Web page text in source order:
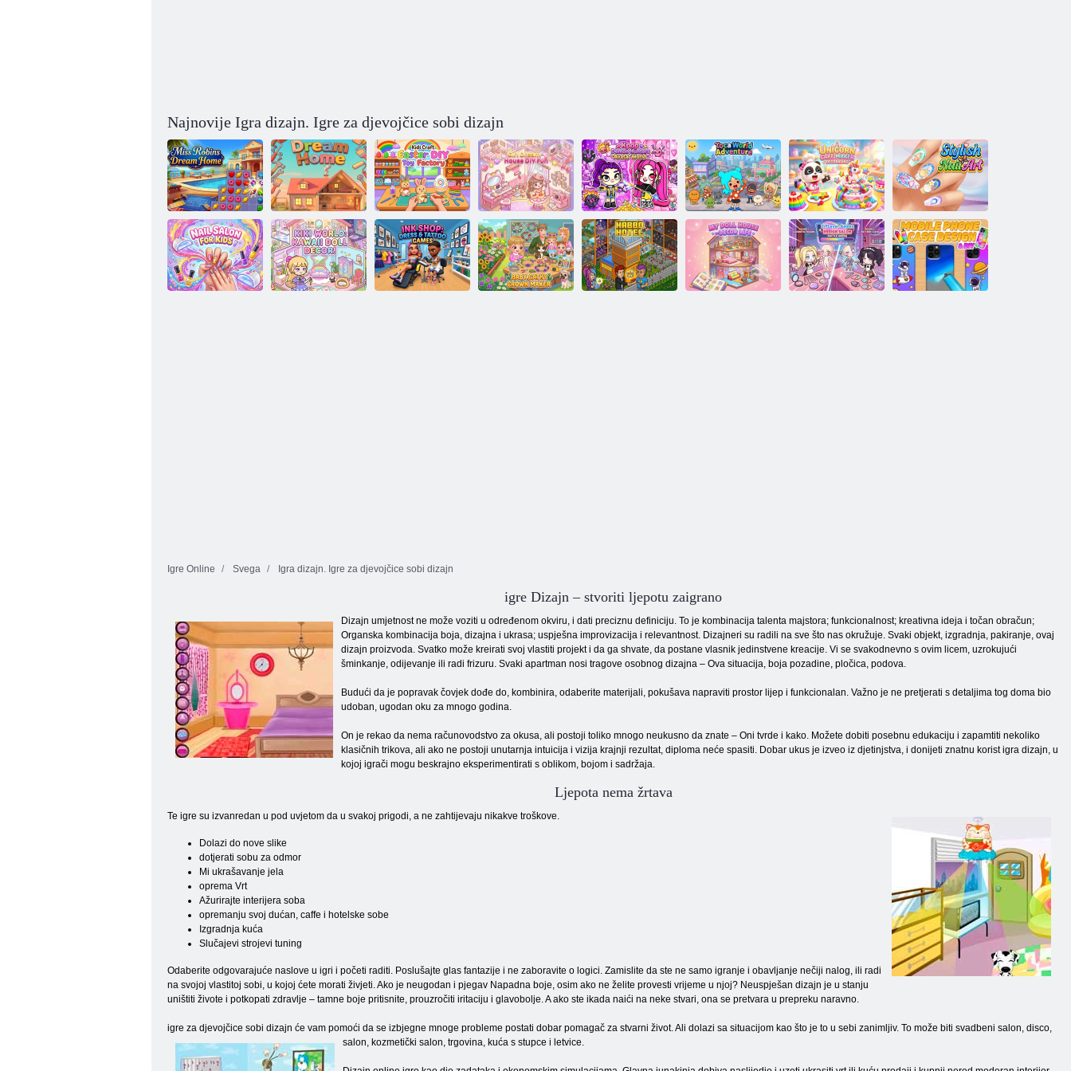
Najnovije Igra dizajn. Igre za djevojčice sobi dizajn
Kuća iz snova
gospođice
Robins
Kuća iz snova
Dječja
kreativnost: DIY
tvornica
uskršnjih
igračaka
Kuća iz snova:
DIY
K-Pop Lovac na
demone Svijet
Avatara
Tokin svijet
avanture
Bakery Unicorn:
Dekoracija
kolača
Moderan dizajn
noktiju
Igre Online Svega Igra dizajn. Igre za djevojčice sobi dizajn
igre Dizajn – stvoriti ljepotu zaigrano
Dizajn umjetnost ne može voziti u određenom okviru, i dati preciznu definiciju. To je kombinacija talenta majstora; funkcionalnost; kreativna ideja i točan obračun;
Organska kombinacija boja, dizajna i ukrasa; uspješna improvizacija i relevantnost. Dizajneri su radili na sve što nas okružuje. Svaki objekt, izgradnja, pakiranje, ovaj
dizajn proizvoda. Svatko može kreirati svoj vlastiti projekt i da ga shvate, da postane vlasnik jedinstvene kreacije. Vi se svakodnevno s ovim licem, uzrokujući
šminkanje, odijevanje ili radi frizuru. Svaki apartman nosi tragove osobnog dizajna – Ova situacija, boja pozadine, pločica, podova.
Budući da je popravak čovjek dođe do, kombinira, odaberite materijali, pokušava napraviti prostor lijep i funkcionalan. Važno je ne pretjerati s detaljima tog doma bio
udoban, ugodan oku za mnogo godina.
On je rekao da nema računovodstvo za okusa, ali postoji toliko mnogo neukusno da znate – Oni tvrde i kako. Možete dobiti posebnu edukaciju i zapamtiti nekoliko
klasičnih trikova, ali ako ne postoji unutarnja intuicija i vizija krajnji rezultat, diploma neće spasiti. Dobar ukus je izveo iz djetinjstva, i donijeti znatnu korist igra dizajn, u
kojoj igrači mogu beskrajno eksperimentirati s oblikom, bojom i sadržaja.
Ljepota nema žrtava
Te igre su izvanredan u pod uvjetom da u svakoj prigodi, a ne zahtijevaju nikakve troškove.
Dolazi do nove slike
dotjerati sobu za odmor
Mi ukrašavanje jela
oprema Vrt
Ažurirajte interijera soba
opremanju svoj dućan, caffe i hotelske sobe
Izgradnja kuća
Slučajevi strojevi tuning
Odaberite odgovarajuće naslove u igri i početi raditi. Poslušajte glas fantazije i ne zaboravite o logici. Zamislite da ste ne samo igranje i obavljanje nečiji nalog, ili radi
na svojoj vlastitoj sobi, u kojoj ćete morati živjeti. Ako je neugodan i pjegav Napadna boje, osim ako ne želite provesti vrijeme u njoj? Neuspješan dizajn je u stanju
uništiti živote i potkopati zdravlje – tamne boje pritisnite, prouzročiti iritaciju i glavobolje. A ako ste ikada naići na neke stvari, ona se pretvara u prepreku naravno.
igre za djevojčice sobi dizajn će vam pomoći da se izbjegne mnoge probleme postati dobar pomagač za stvarni život. Ali dolazi sa situacijom kao što je to u sebi zanimljiv. To može biti svadbeni salon, disco,
salon, kozmetički salon, trgovina, kuća s stupce i letvice.